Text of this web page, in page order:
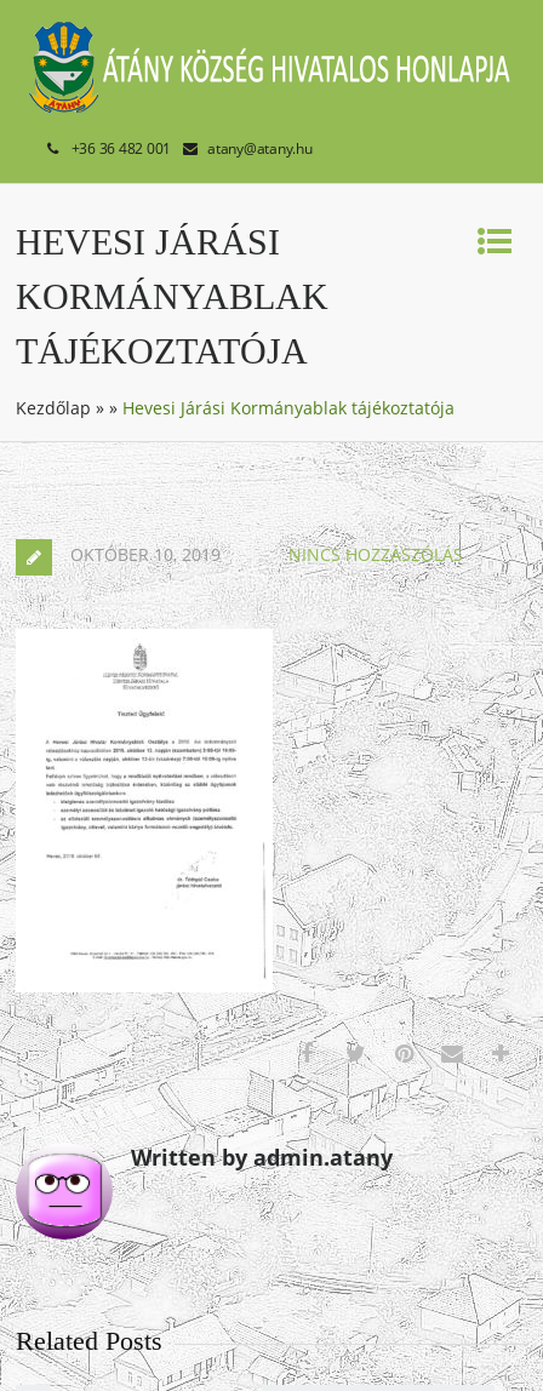
+36 36 482 001 atany@atany.hu
HEVESI JÁRÁSI
KORMÁNYABLAK
TÁJÉKOZTATÓJA
Kezdőlap »» Hevesi Járási Kormányablak tájékoztatója
OKTÓBER 10, 2019 NINCS HOZZÁSZÓLÁS
Written by admin.atany
Related Posts